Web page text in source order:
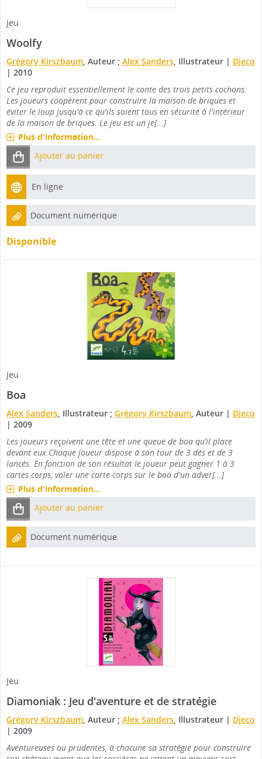
Jeu
Woolfy
Grégory Kirszbaum, Auteur ; Alex Sanders, Illustrateur | Djeco
| 2010
Ce jeu reproduit essentiellement le conte des trois petits cochons.
Les joueurs coopèrent pour construire la maison de briques et
éviter le loup jusqu'à ce qu'ils soient tous en sécurité à l'intérieur
de la maison de briques. Le jeu est un je[...]
Plus d'information...
Ajouter au panier
En ligne
Document numérique
Disponible
Jeu
Boa
Alex Sanders, Illustrateur ; Grégory Kirszbaum, Auteur | Djeco
| 2009
Les joueurs reçoivent une tête et une queue de boa qu’il place
devant eux.Chaque joueur dispose à son tour de 3 dés et de 3
lancés. En fonction de son résultat le joueur peut gagner 1 à 3
cartes corps, voler une carte corps sur le boa d'un adver[...]
Plus d'information...
Ajouter au panier
Document numérique
Jeu
Diamoniak : Jeu d'aventure et de stratégie
Grégory Kirszbaum, Auteur ; Alex Sanders, Illustrateur | Djeco
| 2009
Aventureuses ou prudentes, à chacune sa stratégie pour construire